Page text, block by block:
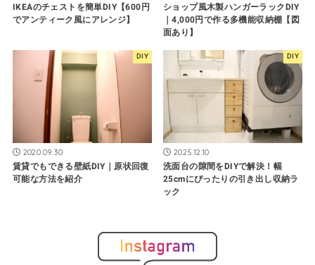
IKEAのチェストを簡単DIY【600円
でアンティーク風にアレンジ】
ショップ風木製ハンガーラックDIY
｜4,000円で作る多機能収納棚【図
面あり】
DIY
2020.09.30
賃貸でもできる壁紙DIY｜原状回復
可能な方法を紹介
DIY
2025.12.10
洗面台の隙間をDIYで解決！幅
25cmにぴったりの引き出し収納ラ
ック